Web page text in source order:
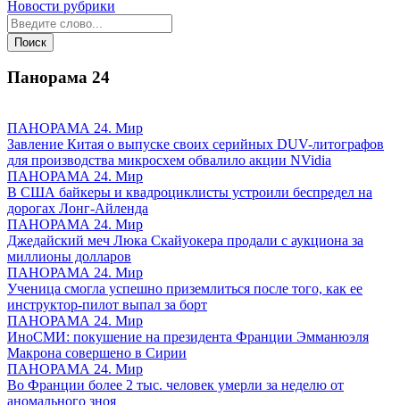
Новости рубрики
Панорама 24
ПАНОРАМА 24. Мир
Завление Китая о выпуске своих серийных DUV-литографов
для производства микросхем обвалило акции NVidia
ПАНОРАМА 24. Мир
В США байкеры и квадроциклисты устроили беспредел на
дорогах Лонг-Айленда
ПАНОРАМА 24. Мир
Джедайский меч Люка Скайуокера продали с аукциона за
миллионы долларов
ПАНОРАМА 24. Мир
Ученица смогла успешно приземлиться после того, как ее
инструктор-пилот выпал за борт
ПАНОРАМА 24. Мир
ИноСМИ: покушение на президента Франции Эмманюэля
Макрона совершено в Сирии
ПАНОРАМА 24. Мир
Во Франции более 2 тыс. человек умерли за неделю от
аномального зноя